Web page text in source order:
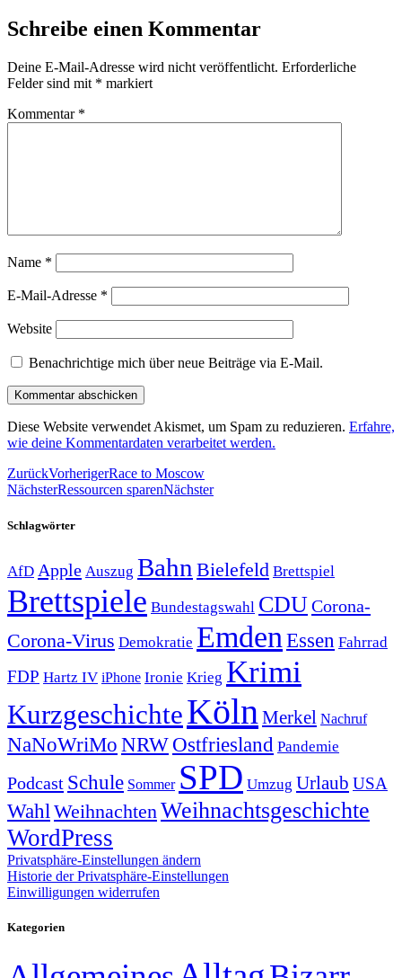
Schreibe einen Kommentar
Deine E-Mail-Adresse wird nicht veröffentlicht. Erforderliche
Felder sind mit * markiert
Kommentar *
Name *
E-Mail-Adresse *
Website
Benachrichtige mich über neue Beiträge via E-Mail.
Diese Website verwendet Akismet, um Spam zu reduzieren. Erfahre,
wie deine Kommentardaten verarbeitet werden.
ZurückVorherigerRace to Moscow
NächsterRessourcen sparenNächster
Schlagwörter
AfD Apple Auszug Bahn Bielefeld Brettspiel
Brettspiele Bundestagswahl CDUCorona-
Corona-Virus Demokratie Emden Essen Fahrrad
FDP Hartz IV iPhone Ironie Krieg Krimi
KurzgeschichteKöln Merkel Nachruf
NaNoWriMo NRWOstfriesland Pandemie
Podcast Schule Sommer SPD Umzug Urlaub USA
Wahl Weihnachten Weihnachtsgeschichte
WordPress
Privatsphäre-Einstellungen ändern
Historie der Privatsphäre-Einstellungen
Einwilligungen widerrufen
Kategorien